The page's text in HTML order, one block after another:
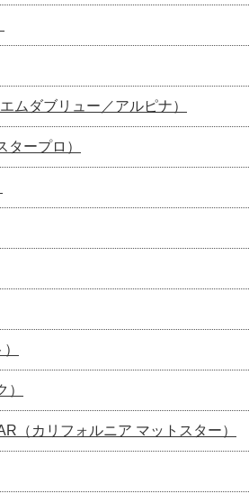
ムダブリュー／アルピナ）
タープロ）
（カリフォルニア マットスター）